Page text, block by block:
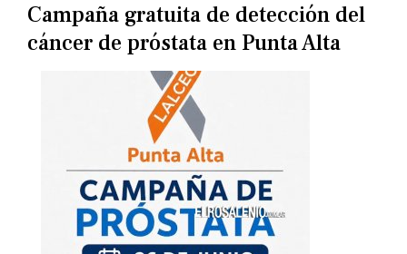
Campaña gratuita de detección del
cáncer de próstata en Punta Alta